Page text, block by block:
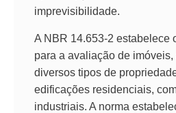
imprevisibilidade.
A NBR 14.653-2 estabelece
para a avaliação de
diversos tipos de
edificações residenciais,
industriais. A norma